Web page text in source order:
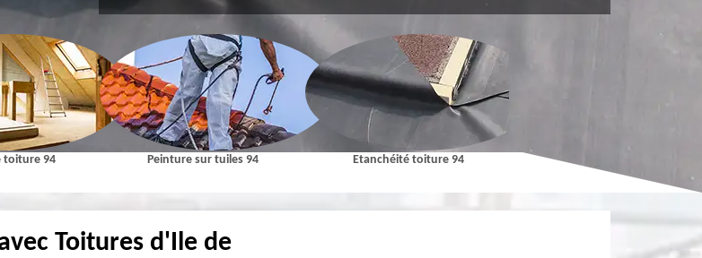
toiture 94 Peinture sur tuiles 94 Etanchéité toiture 94 Pose et Nettoyage de gouttières
Toitures d'Ile de